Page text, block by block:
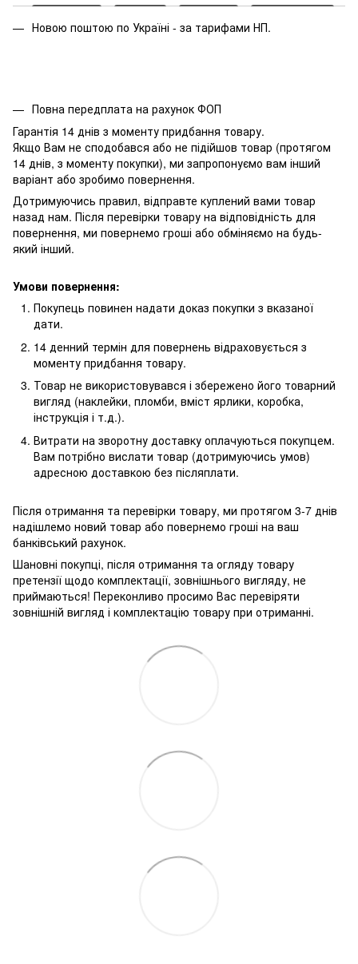
Новою поштою по Україні - за тарифами НП.
Повна передплата на рахунок ФОП
Гарантія 14 днів з моменту придбання товару.
Якщо Вам не сподобався або не підійшов товар (протягом
14 днів, з моменту покупки), ми запропонуємо вам інший
варіант або зробимо повернення.
Дотримуючись правил, відправте куплений вами товар
назад нам. Після перевірки товару на відповідність для
повернення, ми повернемо гроші або обміняємо на будь-
який інший.
Умови повернення:
Покупець повинен надати доказ покупки з вказаної
дати.
14 денний термін для повернень відраховується з
моменту придбання товару.
Товар не використовувався і збережено його товарний
вигляд (наклейки, пломби, вміст ярлики, коробка,
інструкція і т.д.).
Витрати на зворотну доставку оплачуються покупцем.
Вам потрібно вислати товар (дотримуючись умов)
адресною доставкою без післяплати.
Після отримання та перевірки товару, ми протягом 3-7 днів
надішлемо новий товар або повернемо гроші на ваш
банківський рахунок.
Шановні покупці, після отримання та огляду товару
претензії щодо комплектації, зовнішнього вигляду, не
приймаються! Переконливо просимо Вас перевіряти
зовнішній вигляд і комплектацію товару при отриманні.